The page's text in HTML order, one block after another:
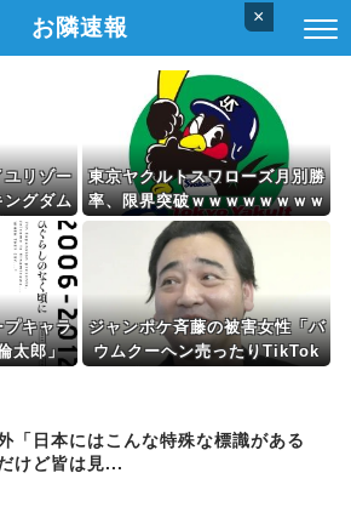
×
お隣速報
ユリゾー
ングダム
東京ヤクルトスワローズ月別勝
率、限界突破ｗｗｗｗｗｗｗｗ
ｗｗｗｗｗｗｗｗｗｗｗｗｗｗ
ｗｗｗｗｗｗｗｗｗｗｗｗｗｗ
ｗｗｗｗｗｗｗ
プキャラ
太郎」
ジャンポケ斉藤の被害女性「バ
ウムクーヘン売ったりTikTok
「日本にはこんな特殊な標識がある
けど皆は見...